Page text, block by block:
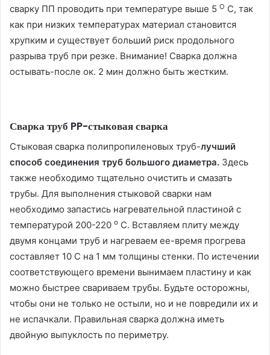
сварку ПП проводить при температуре выше 5 О С, так
как при низких температурах материал становится
хрупким и существует больший риск продольного
разрыва труб при резке. Внимание! Сварка должна
остывать-после ок. 2 мин должно быть жестким.
Сварка труб PP-стыковая сварка
Стыковая сварка полипропиленовых труб-лучший
способ соединения труб большого диаметра. Здесь
также необходимо тщательно очистить и смазать
трубы. Для выполнения стыковой сварки нам
необходимо запастись нагревательной пластиной с
температурой 200-220 о С. Вставляем плиту между
двумя концами труб и нагреваем ее-время прогрева
составляет 10 С на 1 мм толщины стенки. По истечении
соответствующего времени вынимаем пластину и как
можно быстрее свариваем трубы. Будьте осторожны,
чтобы они не только не остыли, но и не повредили их и
не испачкали. Правильная сварка должна иметь
двойную выпуклость по периметру.